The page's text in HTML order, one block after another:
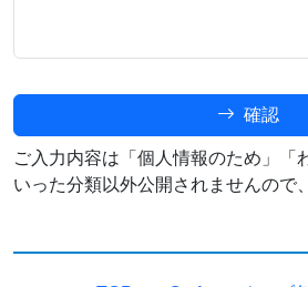
確認
ご入力内容は「個人情報のため」「
いった分類以外公開されませんので